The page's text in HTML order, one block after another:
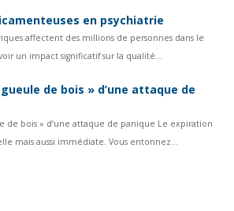
en psychiatrie
affectent des millions de personnes dans le
un impact significatif sur la qualité...
de bois » d’une attaque de
de bois » d’une attaque de panique Le expiration
mais aussi immédiate. Vous entonnez...